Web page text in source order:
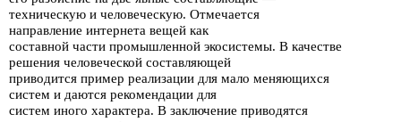
техническую и че­ловеческую. Отмечается
направление интернета вещей как
составной части промышленной экосистемы. В качестве
решения человеческой составляющей
приводится пример реализации для мало меняющихся
систем и даются реко­мендации для
систем иного характера. В заключение приводятся